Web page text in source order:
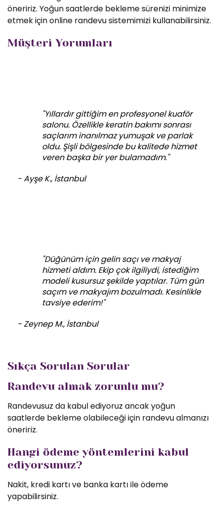
öneririz. Yoğun saatlerde bekleme sürenizi minimize
etmek için online randevu sistemimizi kullanabilirsiniz.
Müşteri Yorumları
"Yıllardır gittiğim en profesyonel kuaför
salonu. Özellikle keratin bakımı sonrası
saçlarım inanılmaz yumuşak ve parlak
oldu. Şişli bölgesinde bu kalitede hizmet
veren başka bir yer bulamadım."
- Ayşe K., İstanbul
"Düğünüm için gelin saçı ve makyaj
hizmeti aldım. Ekip çok ilgiliydi, istediğim
modeli kusursuz şekilde yaptılar. Tüm gün
saçım ve makyajım bozulmadı. Kesinlikle
tavsiye ederim!"
- Zeynep M., İstanbul
Sıkça Sorulan Sorular
Randevu almak zorunlu mu?
Randevusuz da kabul ediyoruz ancak yoğun
saatlerde bekleme olabileceği için randevu almanızı
öneririz.
Hangi ödeme yöntemlerini kabul
ediyorsunuz?
Nakit, kredi kartı ve banka kartı ile ödeme
yapabilirsiniz.